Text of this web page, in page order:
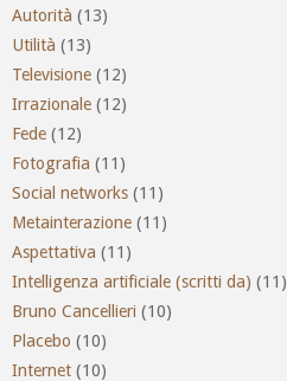
Autorità (13)
Utilità (13)
Televisione (12)
Irrazionale (12)
Fede (12)
Fotografia (11)
Social networks (11)
Metainterazione (11)
Aspettativa (11)
Intelligenza artificiale (scritti da) (11)
Bruno Cancellieri (10)
Placebo (10)
Internet (10)